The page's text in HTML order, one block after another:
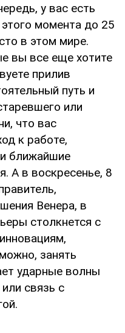
у вас есть
момента до 25
в этом мире.
вы все еще хотите
прилив
путь и
или
что вас
к работе,
ближайшие
А в воскресенье, 8
Венера, в
столкнется с
занять
ударные волны
связь с